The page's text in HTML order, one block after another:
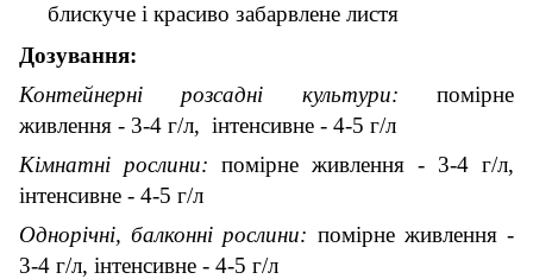
блискуче і красиво забарвлене листя
Дозування:
Контейнерні розсадні культури: помірне
живлення - 3-4 г/л, інтенсивне - 4-5 г/л
Кімнатні рослини: помірне живлення - 3-4 г/л,
інтенсивне - 4-5 г/л
Однорічні, балконні рослини: помірне живлення -
3-4 г/л, інтенсивне - 4-5 г/л